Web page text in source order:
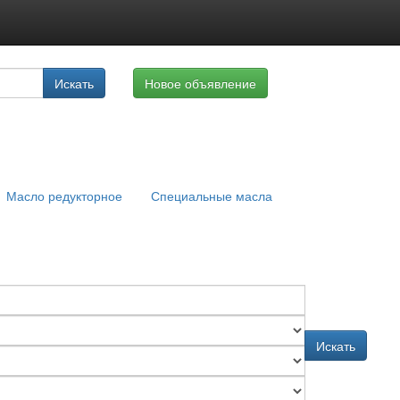
Искать Новое объявление
Масло редукторное Специальные масла
Искать